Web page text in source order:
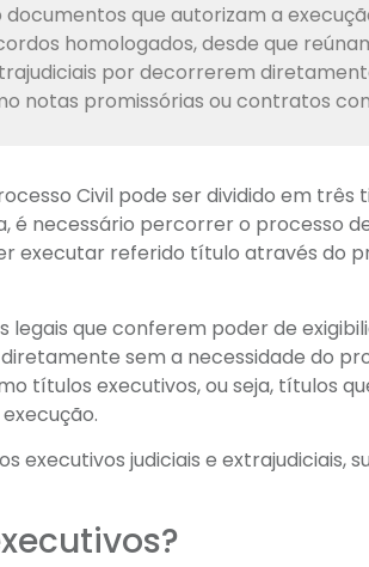
documentos que autorizam a
homologados, desde que
por decorrerem
notas promissórias ou contratos
Civil pode ser dividido em
é necessário percorrer o processo
executar referido título através do
legais que conferem poder de
sem a necessidade do
títulos executivos, ou seja, títulos
executivos judiciais e extrajudiciais,